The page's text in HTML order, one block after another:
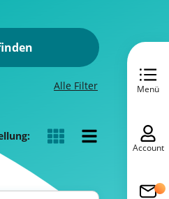
Alle Filter Menü
Account